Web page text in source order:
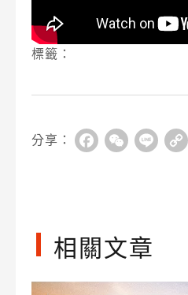
標籤：
分享： FacebookWeChat
Line
相關文章